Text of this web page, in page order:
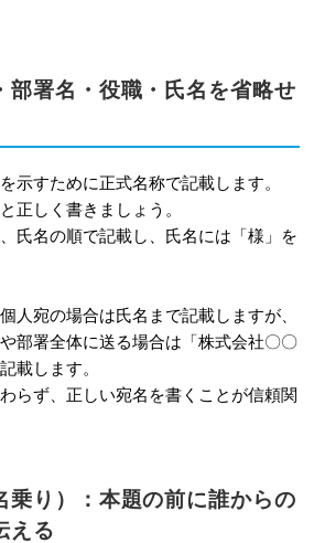
署名・役職・氏名を省略せ
示すために正式名称で記載します。
正しく書きましょう。
氏名の順で記載し、氏名には「様」を
人宛の場合は氏名まで記載しますが、
部署全体に送る場合は「株式会社〇〇
載します。
らず、正しい宛名を書くことが信頼関
り）：本題の前に誰からの
える